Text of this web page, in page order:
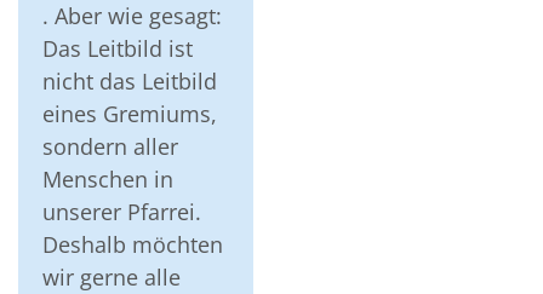
. Aber wie gesagt:
Das Leitbild ist
nicht das Leitbild
eines Gremiums,
sondern aller
Menschen in
unserer Pfarrei.
Deshalb möchten
wir gerne alle